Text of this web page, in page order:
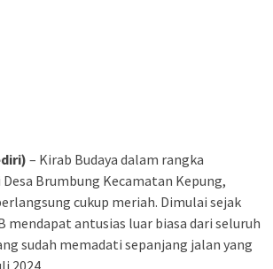
– Kirab Budaya dalam rangka
Brumbung Kecamatan Kepung,
cukup meriah. Dimulai sejak
mendapat antusias luar biasa dari seluruh
sudah memadati sepanjang jalan yang
2024.